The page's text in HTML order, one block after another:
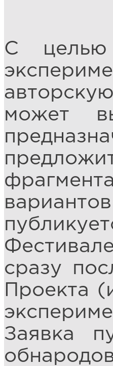
С целью
может
сразу
Проекта
Заявка